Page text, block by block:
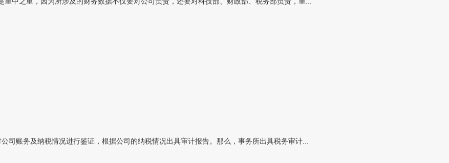
账务及纳税情况进行鉴证，根据公司的纳税情况出具审计报告。那么，事务所出具税务审计...